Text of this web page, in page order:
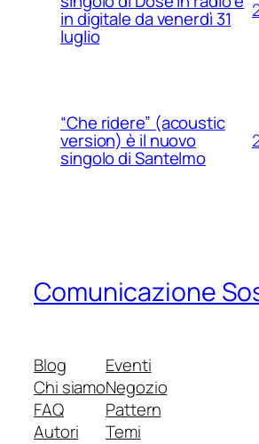
in digitale da venerdì 31
luglio
“Che ridere” (acoustic
version) è il nuovo
singolo di Santelmo
Comunicazione
Blog
Chi siamo
FAQ
Autori
Eventi
Negozio
Pattern
Temi